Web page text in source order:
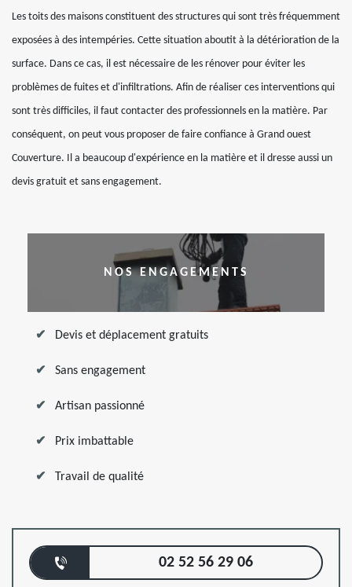
Les toits des maisons constituent des structures qui sont très fréquemment
exposées à des intempéries. Cette situation aboutit à la détérioration de la
surface. Dans ce cas, il est nécessaire de les rénover pour éviter les
problèmes de fuites et d'infiltrations. Afin de réaliser ces interventions qui
sont très difficiles, il faut contacter des professionnels en la matière. Par
conséquent, on peut vous proposer de faire confiance à Grand ouest
Couverture. Il a beaucoup d'expérience en la matière et il dresse aussi un
devis gratuit et sans engagement.
NOS ENGAGEMENTS
Devis et déplacement gratuits
Sans engagement
Artisan passionné
Prix imbattable
Travail de qualité
02 52 56 29 06